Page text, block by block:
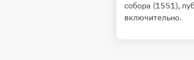
собора (1551),
включительно.